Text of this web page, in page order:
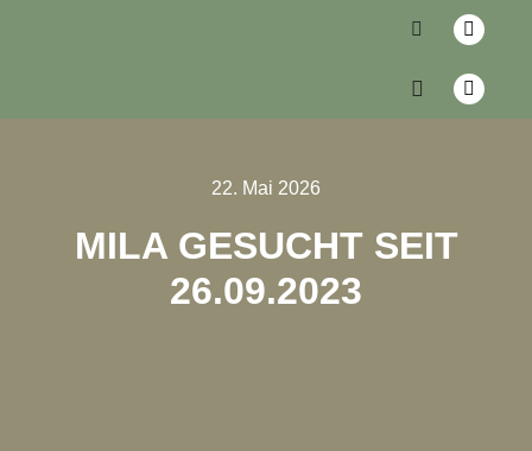
22. Mai 2026
MILA GESUCHT SEIT
26.09.2023